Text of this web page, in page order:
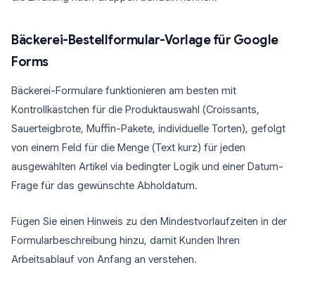
Bäckerei-Bestellformular-Vorlage für Google
Forms
Bäckerei-Formulare funktionieren am besten mit
Kontrollkästchen für die Produktauswahl (Croissants,
Sauerteigbrote, Muffin-Pakete, individuelle Torten), gefolgt
von einem Feld für die Menge (Text kurz) für jeden
ausgewählten Artikel via bedingter Logik und einer Datum-
Frage für das gewünschte Abholdatum.
Fügen Sie einen Hinweis zu den Mindestvorlaufzeiten in der
Formularbeschreibung hinzu, damit Kunden Ihren
Arbeitsablauf von Anfang an verstehen.